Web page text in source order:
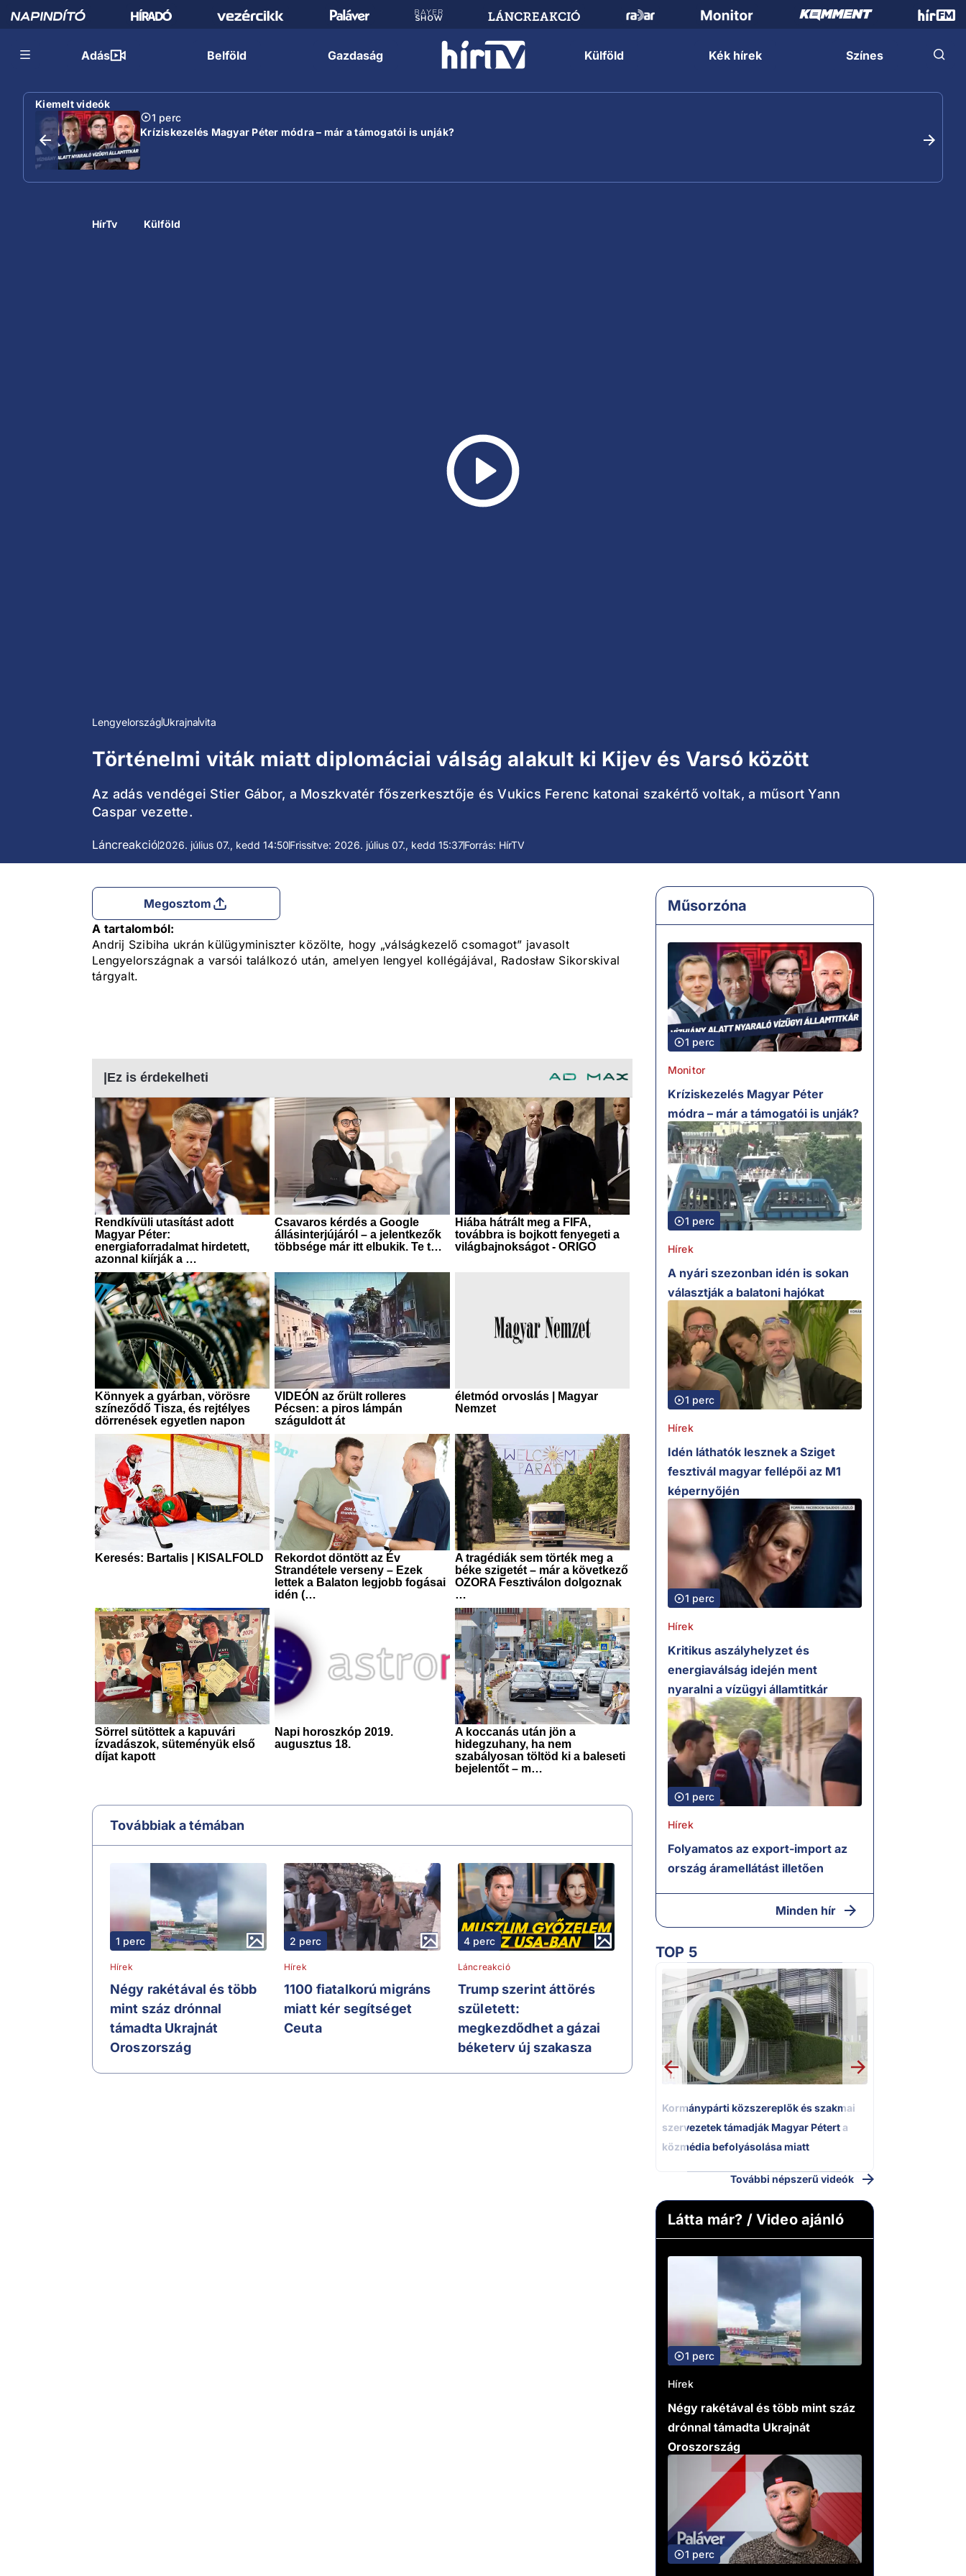
Adás Belföld Gazdaság Külföld Kék hírek Színes
Kiemelt videók
1 perc
Kríziskezelés Magyar Péter módra – már a támogatói is unják?
HírTv Külföld
LengyelországUkrajnavita
Történelmi viták miatt diplomáciai válság alakult ki Kijev és Varsó között
Az adás vendégei Stier Gábor, a Moszkvatér főszerkesztője és Vukics Ferenc katonai szakértő voltak, a műsort Yann
Caspar vezette.
Láncreakció2026. július 07., kedd 14:50Frissítve: 2026. július 07., kedd 15:37Forrás: HírTV
Megosztom
A tartalomból:
Andrij Szibiha ukrán külügyminiszter közölte, hogy „válságkezelő csomagot” javasolt
Lengyelországnak a varsói találkozó után, amelyen lengyel kollégájával, Radosław Sikorskival
tárgyalt.
Továbbiak a témában
1 perc
Hírek
Négy rakétával és több
mint száz drónnal
támadta Ukrajnát
Oroszország
2 perc
Hírek
1100 fiatalkorú migráns
miatt kér segítséget
Ceuta
4 perc
Láncreakció
Trump szerint áttörés
született:
megkezdődhet a gázai
béketerv új szakasza
Műsorzóna
1 perc
Monitor
Kríziskezelés Magyar Péter
módra – már a támogatói is unják?
1 perc
Hírek
A nyári szezonban idén is sokan
választják a balatoni hajókat
1 perc
Hírek
Idén láthatók lesznek a Sziget
fesztivál magyar fellépői az M1
képernyőjén
1 perc
Hírek
Kritikus aszályhelyzet és
energiaválság idején ment
nyaralni a vízügyi államtitkár
1 perc
Hírek
Folyamatos az export-import az
ország áramellátást illetően
Minden hír
TOP 5
1.
Kormánypárti közszereplők és szakmai
szervezetek támadják Magyar Pétert a
közmédia befolyásolása miatt
További népszerű videók
Látta már? / Video ajánló
1 perc
Hírek
Négy rakétával és több mint száz
drónnal támadta Ukrajnát
Oroszország
1 perc